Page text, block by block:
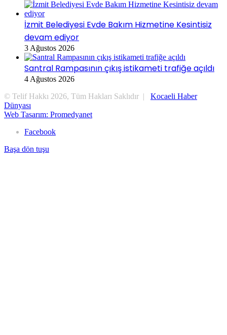
İzmit Belediyesi Evde Bakım Hizmetine Kesintisiz
devam ediyor
3 Ağustos 2026
Santral Rampasının çıkış istikameti trafiğe açıldı
4 Ağustos 2026
© Telif Hakkı 2026, Tüm Hakları Saklıdır | Kocaeli Haber
Dünyası
Web Tasarım: Promedyanet
Facebook
Başa dön tuşu